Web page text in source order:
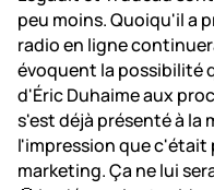
peu moins. Quoiqu'il a
radio en ligne
évoquent la possibilité
d'Éric Duhaime aux
s'est déjà présenté à la
l'impression que
marketing. Ça ne lui